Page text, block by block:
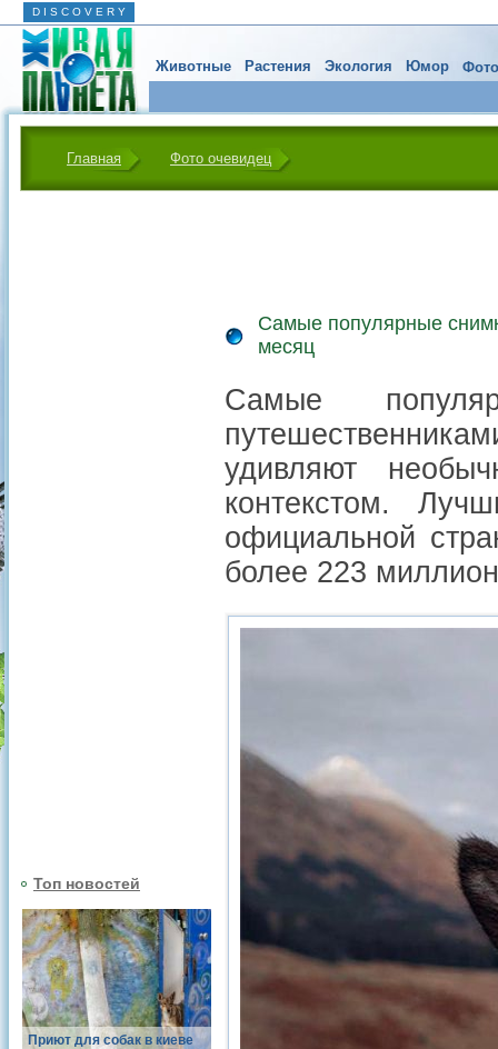
D I S C O V E R Y
Животные Растения Экология Юмор
Главная Фото очевидец
Топ новостей
Приют для собак в киеве
Самые популярные
месяц
Самые
удивляют
контекстом.
официальной
более 223